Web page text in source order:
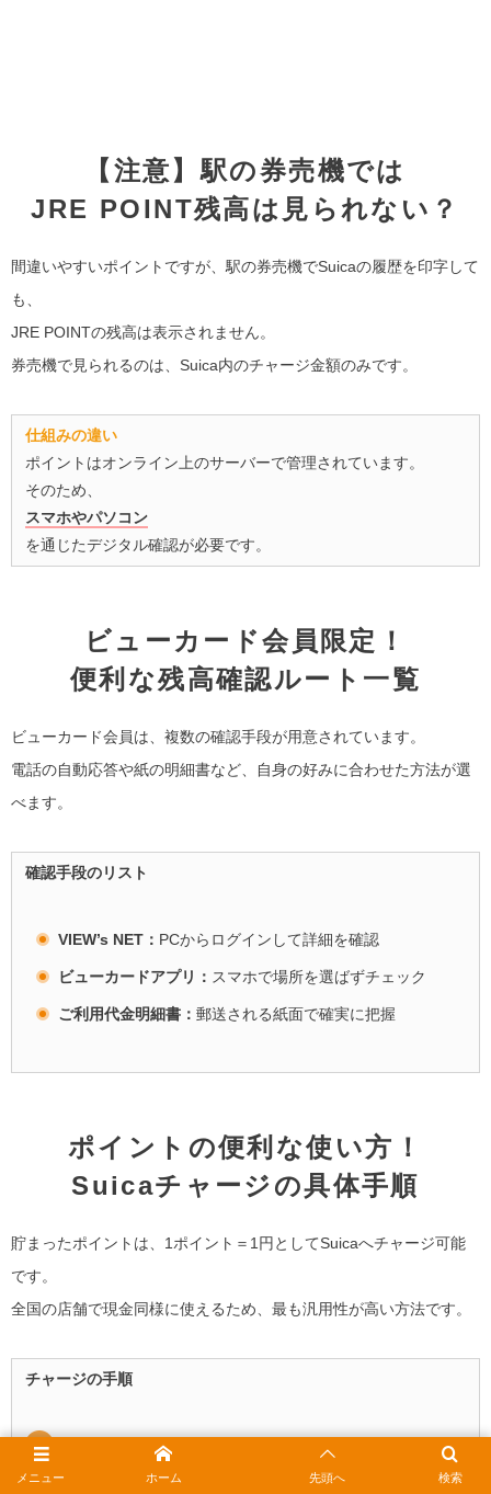
【注意】駅の券売機では
JRE POINT残高は見られない？
間違いやすいポイントですが、駅の券売機でSuicaの履歴を印字して
も、
JRE POINTの残高は表示されません。
券売機で見られるのは、Suica内のチャージ金額のみです。
仕組みの違い
ポイントはオンライン上のサーバーで管理されています。
そのため、
スマホやパソコン
を通じたデジタル確認が必要です。
ビューカード会員限定！
便利な残高確認ルート一覧
ビューカード会員は、複数の確認手段が用意されています。
電話の自動応答や紙の明細書など、自身の好みに合わせた方法が選
べます。
確認手段のリスト
VIEW’s NET： PCからログインして詳細を確認
ビューカードアプリ： スマホで場所を選ばずチェック
ご利用代金明細書： 郵送される紙面で確実に把握
ポイントの便利な使い方！
Suicaチャージの具体手順
貯まったポイントは、1ポイント＝1円としてSuicaへチャージ可能
です。
全国の店舗で現金同様に使えるため、最も汎用性が高い方法です。
チャージの手順
アプリやWEBでチャージの申込みを行う
モバイルSuicaならスマホ操作で
メニュー 検索
ホーム 先頭へ